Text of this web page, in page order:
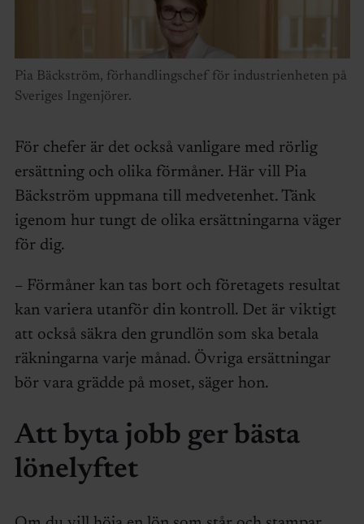
Pia Bäckström, förhandlingschef för industrienheten på
Sveriges Ingenjörer.
För chefer är det också vanligare med rörlig
ersättning och olika förmåner. Här vill Pia
Bäckström uppmana till medvetenhet. Tänk
igenom hur tungt de olika ersättningarna väger
för dig.
– Förmåner kan tas bort och företagets resultat
kan variera utanför din kontroll. Det är viktigt
att också säkra den grundlön som ska betala
räkningarna varje månad. Övriga ersättningar
bör vara grädde på moset, säger hon.
Att byta jobb ger bästa
lönelyftet